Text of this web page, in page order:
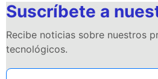
Suscríbete a
Recibe noticias sobre nuestros
tecnológicos.